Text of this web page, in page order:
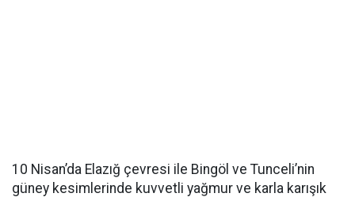
10 Nisan’da Elazığ çevresi ile Bingöl ve Tunceli’nin
güney kesimlerinde kuvvetli yağmur ve karla karışık